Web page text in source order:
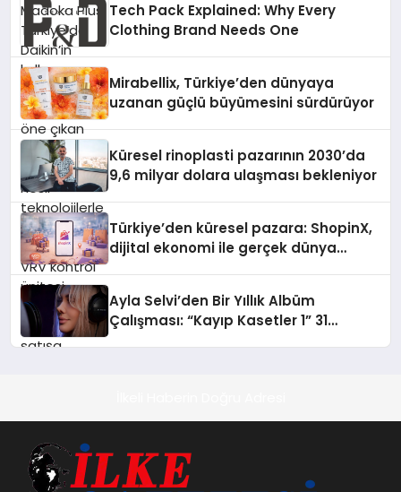
teknolojilerle donatılmış son modeli
VRV kontrol ünitesi Madoka Plus
Türkiye’de satışa sunuldu. Tam
dokunmatik ekranı, mobil uygulama
desteği ve akıllı sensör entegrasyonu
sayesinde iklimlendirme sistemlerinin
yönetimini daha kolay, konforlu ve
verimli hale getiriyor. Enerji
verimliliğini artırırken modern yaşam
Tech Pack Explained: Why Every
Clothing Brand Needs One
Mirabellix, Türkiye’den dünyaya
uzanan güçlü büyümesini sürdürüyor
Küresel rinoplasti pazarının 2030’da
9,6 milyar dolara ulaşması bekleniyor
Türkiye’den küresel pazara: ShopinX,
dijital ekonomi ile gerçek dünya
Ayla Selvi’den Bir Yıllık Albüm
Çalışması: “Kayıp Kasetler 1” 31